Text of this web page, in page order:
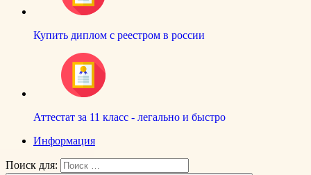
Купить диплом с реестром в россии
Аттестат за 11 класс - легально и быстро
Информация
Поиск для: